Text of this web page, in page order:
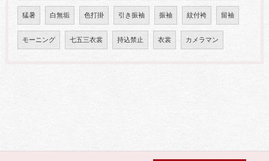
猛暑 白無垢 色打掛 引き振袖 振袖 紋付袴 留袖
モーニング 七五三衣裳 持込禁止 衣裳 カメラマン